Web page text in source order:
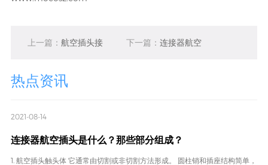
上一篇： 航空插头接
线端子选择需要注意
下一篇： 连接器航空
热点资讯
2021-08-14
连接器航空插头是什么？那些部分组成？
1. 航空插头触头体 它通常由切割或非切割方法形成。 圆柱销和插座结构简单，